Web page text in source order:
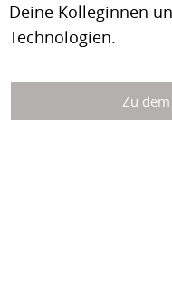
Deine Kolleginnen
Technologien.
Zu